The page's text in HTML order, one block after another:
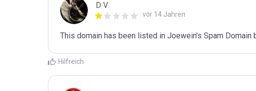
D V
vor 14 Jahren
This domain has been listed in Joewein's Spam
Hilfreich